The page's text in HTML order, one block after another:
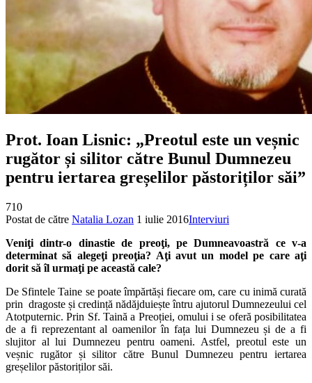
Prot. Ioan Lisnic: „Preotul este un veșnic
rugător și silitor către Bunul Dumnezeu
pentru iertarea greșelilor păstoriților săi”
710
Postat de către Natalia Lozan 1 iulie 2016Interviuri
Veniţi dintr-o dinastie de preoţi, pe Dumneavoastră ce v-a
determinat să alegeţi preoţia? Aţi avut un model pe care aţi
dorit să îl urmaţi pe această cale?
De Sfintele Taine se poate împărtăși fiecare om, care cu inimă curată
prin dragoste și credință nădăjduiește întru ajutorul Dumnezeului cel
Atotputernic. Prin Sf. Taină a Preoției, omului i se oferă posibilitatea
de a fi reprezentant al oamenilor în fața lui Dumnezeu și de a fi
slujitor al lui Dumnezeu pentru oameni. Astfel, preotul este un
veșnic rugător și silitor către Bunul Dumnezeu pentru iertarea
greșelilor păstoriților săi.